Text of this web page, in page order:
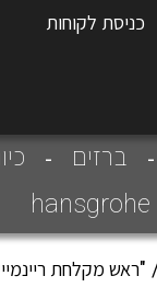
כניסת לקוחות
ברזים
"ראש מקלחת ריינמייקר סלקט 460 עם 3 מצבים,זכוכית לבנה כולל זרוע 45